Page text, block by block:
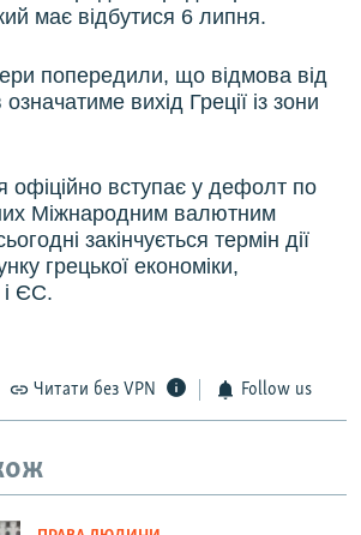
має відбутися 6 липня.
попередили, що відмова від
вихід Греції із зони
офіційно вступає у дефолт по
Міжнародним валютним
закінчується термін дії
грецької економіки,
ЄС.
Читати без VPN Follow us